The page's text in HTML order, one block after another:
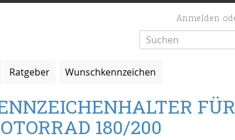
Anmelden
Ratgeber Wunschkennzeichen
FÜR
180/200